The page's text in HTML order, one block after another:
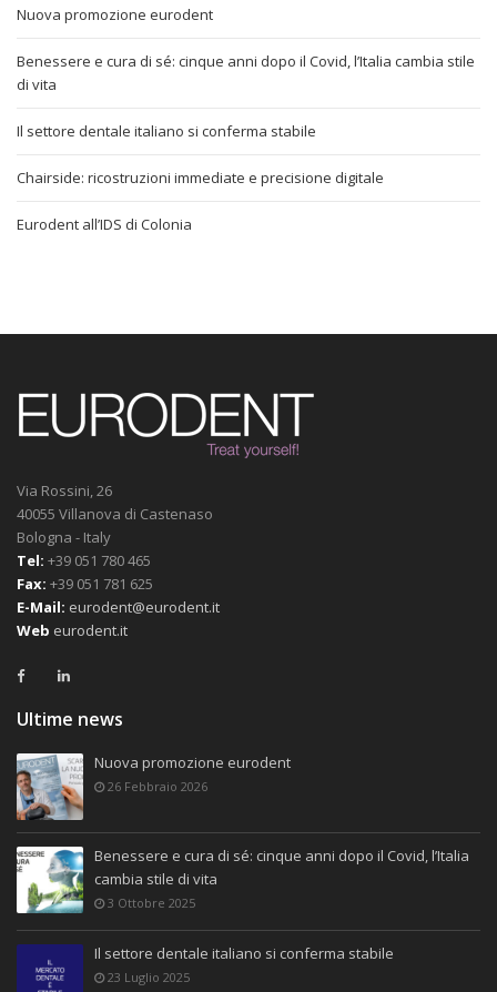
Nuova promozione eurodent
Benessere e cura di sé: cinque anni dopo il Covid, l’Italia cambia stile
di vita
Il settore dentale italiano si conferma stabile
Chairside: ricostruzioni immediate e precisione digitale
Eurodent all’IDS di Colonia
Via Rossini, 26
40055 Villanova di Castenaso
Bologna - Italy
Tel: +39 051 780 465
Fax: +39 051 781 625
E-Mail: eurodent@eurodent.it
Web eurodent.it
Ultime news
Nuova promozione eurodent
26 Febbraio 2026
Benessere e cura di sé: cinque anni dopo il Covid, l’Italia
cambia stile di vita
3 Ottobre 2025
Il settore dentale italiano si conferma stabile
23 Luglio 2025